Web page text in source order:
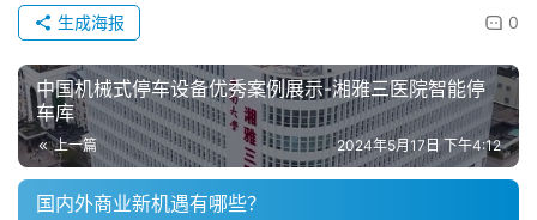
性
尚
健
康
资
0
生成海报
中国机械式停车设备优秀案例展示-湘雅三医院智能停
车库
上一篇 2024年5月17日 下午4:12
国内外商业新机遇有哪些？